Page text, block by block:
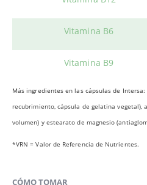
Vitamina B6
Vitamina B9
Más ingredientes en las cápsulas de
recubrimiento, cápsula de gelatina vegetal),
volumen) y estearato de magnesio
*VRN = Valor de Referencia de Nutrientes.
CÓMO TOMAR